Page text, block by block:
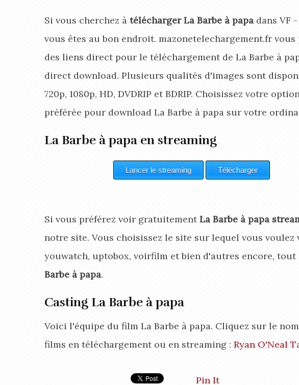
Si vous cherchez à télécharger La Barbe à papa dans VF
vous êtes au bon endroit. mazonetelechargement.fr vous
des liens direct pour le téléchargement de La Barbe à
direct download. Plusieurs qualités d'images sont
720p, 1080p, HD, DVDRIP et BDRIP. Choisissez votre
préférée pour download La Barbe à papa sur votre
La Barbe à papa en streaming
Si vous préférez voir gratuitementLa Barbe à papa
notre site. Vous choisissez le site sur lequel vous voulez
youwatch, uptobox, voirfilm et bien d'autres encore, tout
Barbe à papa.
Casting La Barbe à papa
Voici l'équipe du film La Barbe à papa. Cliquez sur le
films en téléchargement ou en streaming : Ryan O'Neal
Pin It